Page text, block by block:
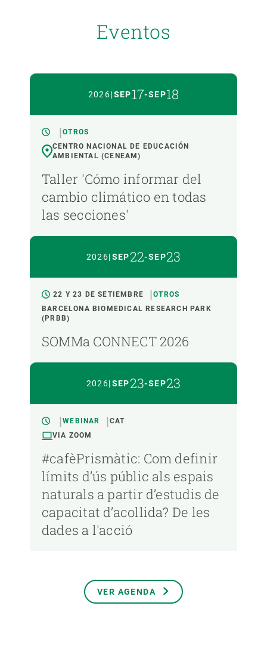
Eventos
2026|SEP17-SEP18
OTROS
CENTRO NACIONAL DE EDUCACIÓN
AMBIENTAL (CENEAM)
Taller 'Cómo informar del
cambio climático en todas
las secciones'
2026|SEP22-SEP23
22 Y 23 DE SETIEMBRE
OTROS
BARCELONA BIOMEDICAL RESEARCH PARK
(PRBB)
SOMMa CONNECT 2026
2026|SEP23-SEP23
WEBINAR
CAT
VIA ZOOM
#cafèPrismàtic: Com definir
límits d’ús públic als espais
naturals a partir d’estudis de
capacitat d’acollida? De les
dades a l'acció
VER AGENDA